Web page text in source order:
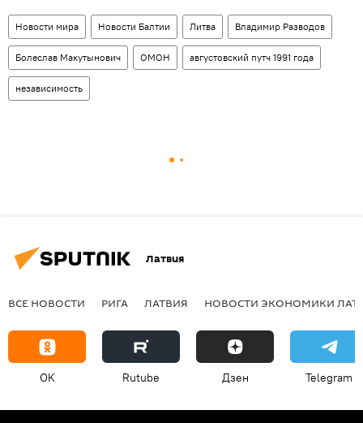
Новости мира Новости Балтии Литва Владимир Разводов
Болеслав Макутынович ОМОН августовский путч 1991 года
независимость
Латвия
ВСЕ НОВОСТИ РИГА ЛАТВИЯ НОВОСТИ ЭКОНОМИКИ
OK Rutube Дзен Telegram